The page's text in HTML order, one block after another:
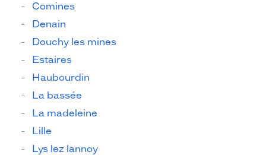
Comines
Denain
Douchy les mines
Estaires
Haubourdin
La bassée
La madeleine
Lille
Lys lez lannoy